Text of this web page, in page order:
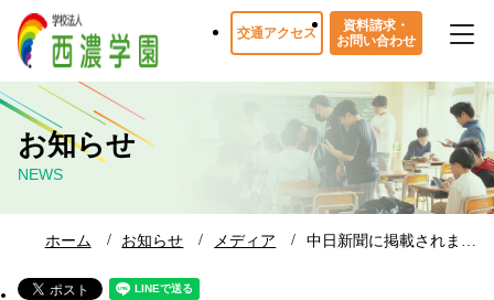
交通アクセス
資料請求・
お問い合わせ
お知らせ
NEWS
ホーム お知らせ メディア 中日新聞に掲載されま…